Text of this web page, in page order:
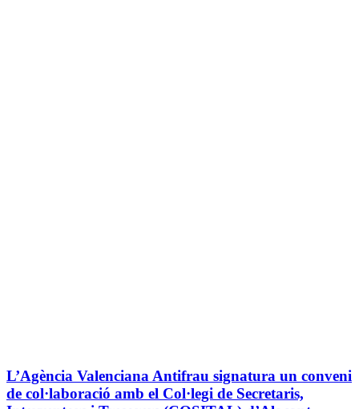
L’Agència Valenciana Antifrau signatura un conveni
de col·laboració amb el Col·legi de Secretaris,